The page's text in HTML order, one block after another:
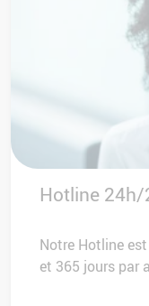
Hotline
Notre Hotline
et 365 jours par